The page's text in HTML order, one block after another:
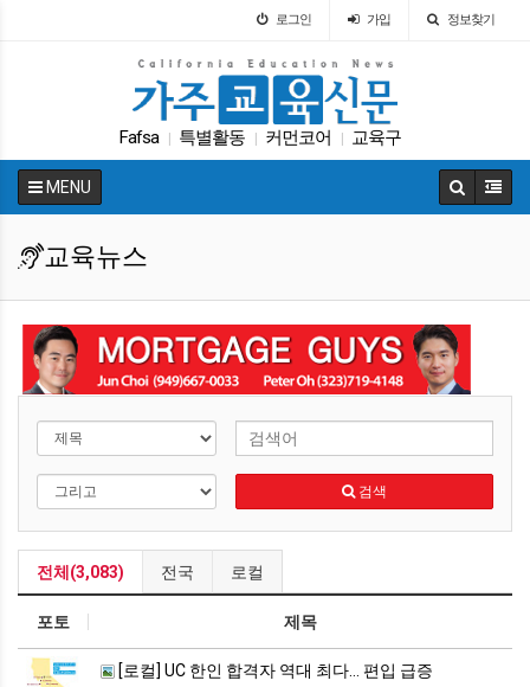
로그인 가입 정보찾기
Fafsa 특별활동 커먼코어 교육구
| 가주교육신문 ACT 가주교육부 UC SAT
MENU
교육뉴스
검색
전체(3,083) 전국 로컬
포토 제목
[로컬] UC 한인 합격자 역대 최다… 편입 급증